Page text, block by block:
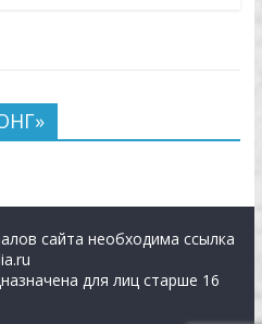
сайта необходима ссылка
для лиц старше 16